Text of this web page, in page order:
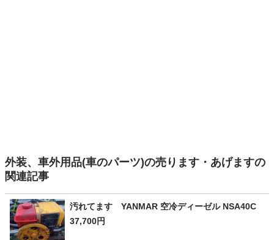
外装、車外用品(車のパーツ)の売ります・あげますの
関連記事
汚れてます YANMAR 空冷ディーゼル NSA40C
37,700円